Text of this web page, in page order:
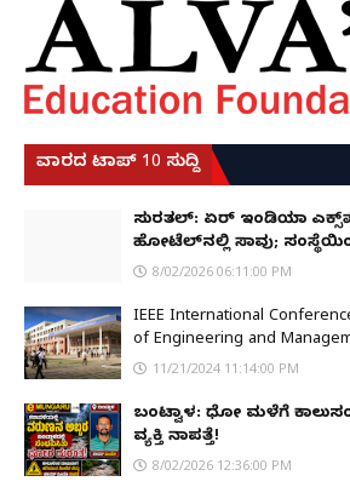
ವಾರದ ಟಾಪ್ 10 ಸುದ್ದಿ
ಸುರತ್ಕಲ್: ಏರ್ ಇಂಡಿಯಾ
ಹೋಟೆಲ್‌ನಲ್ಲಿ ಸಾವು;
8/02/2026 06:11:00 PM
IEEE International
of Engineering and
11/21/2024 11:14:00 PM
ಬಂಟ್ವಾಳ: ಧೋ ಮಳೆಗೆ
ವ್ಯಕ್ತಿ ನಾಪತ್ತೆ!
8/02/2026 12:36:00 PM